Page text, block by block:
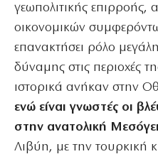
γεωπολιτικής επιρροής,
οικονομικών
επανακτήσει ρόλο
δύναμης στις περιοχές
ιστορικά ανήκαν στην
ενώ είναι γνωστές οι
στην ανατολική
Λιβύη, με την τουρκική